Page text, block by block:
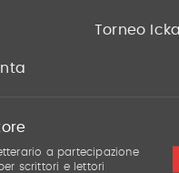
Torneo
a partecipazione
scrittori e lettori